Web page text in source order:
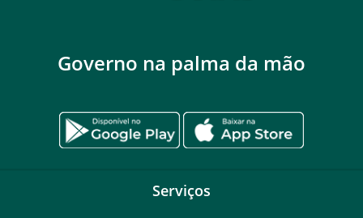
Governo na palma da mão
Serviços